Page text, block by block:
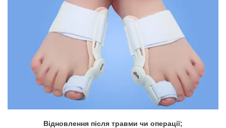
Відновлення після травми чи операції;